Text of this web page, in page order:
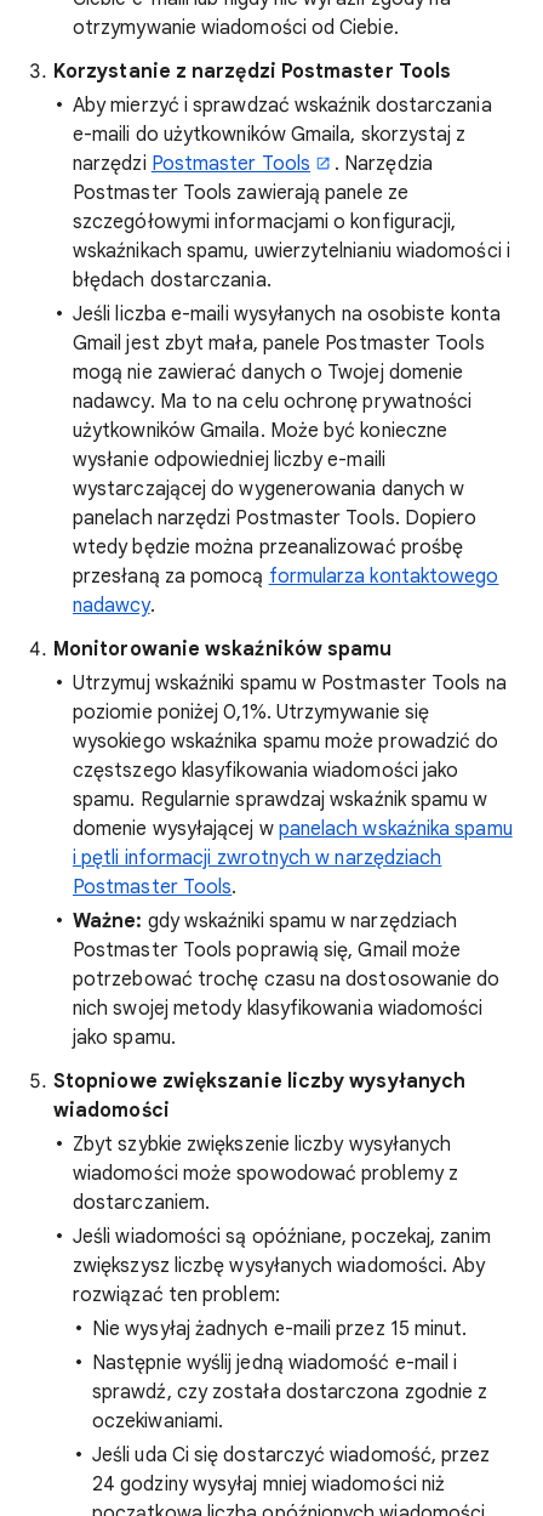
otrzymywanie wiadomości od Ciebie.
Korzystanie z narzędzi Postmaster Tools
Aby mierzyć i sprawdzać wskaźnik dostarczania
e-maili do użytkowników Gmaila, skorzystaj z
narzędzi Postmaster Tools
. Narzędzia
Postmaster Tools zawierają panele ze
szczegółowymi informacjami o konfiguracji,
wskaźnikach spamu, uwierzytelnianiu wiadomości i
błędach dostarczania.
Jeśli liczba e-maili wysyłanych na osobiste konta
Gmail jest zbyt mała, panele Postmaster Tools
mogą nie zawierać danych o Twojej domenie
nadawcy. Ma to na celu ochronę prywatności
użytkowników Gmaila. Może być konieczne
wysłanie odpowiedniej liczby e-maili
wystarczającej do wygenerowania danych w
panelach narzędzi Postmaster Tools. Dopiero
wtedy będzie można przeanalizować prośbę
przesłaną za pomocą formularza kontaktowego
nadawcy.
Monitorowanie wskaźników spamu
Utrzymuj wskaźniki spamu w Postmaster Tools na
poziomie poniżej 0,1%. Utrzymywanie się
wysokiego wskaźnika spamu może prowadzić do
częstszego klasyfikowania wiadomości jako
spamu. Regularnie sprawdzaj wskaźnik spamu w
domenie wysyłającej w panelach wskaźnika spamu
i pętli informacji zwrotnych w narzędziach
Postmaster Tools.
Ważne: gdy wskaźniki spamu w narzędziach
Postmaster Tools poprawią się, Gmail może
potrzebować trochę czasu na dostosowanie do
nich swojej metody klasyfikowania wiadomości
jako spamu.
Stopniowe zwiększanie liczby wysyłanych
wiadomości
Zbyt szybkie zwiększenie liczby wysyłanych
wiadomości może spowodować problemy z
dostarczaniem.
Jeśli wiadomości są opóźniane, poczekaj, zanim
zwiększysz liczbę wysyłanych wiadomości. Aby
rozwiązać ten problem:
Nie wysyłaj żadnych e-maili przez 15 minut.
Następnie wyślij jedną wiadomość e-mail i
sprawdź, czy została dostarczona zgodnie z
oczekiwaniami.
Jeśli uda Ci się dostarczyć wiadomość, przez
24 godziny wysyłaj mniej wiadomości niż